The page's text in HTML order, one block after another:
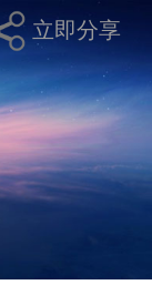
立即分享